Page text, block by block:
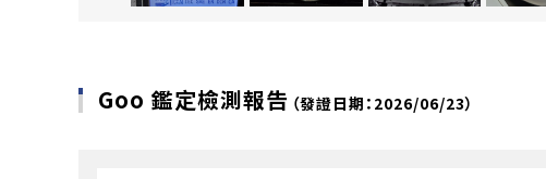
Goo 鑑定檢測報告 （發證日期：2026/06/23）